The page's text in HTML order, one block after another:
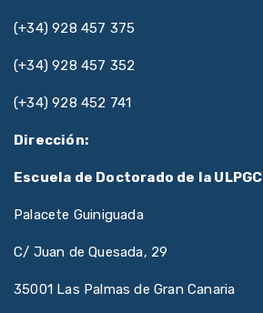
(+34) 928 457 375
(+34) 928 457 352
(+34) 928 452 741
Dirección:
Escuela de Doctorado de la ULPGC
Palacete Guiniguada
C/ Juan de Quesada, 29
35001 Las Palmas de Gran Canaria